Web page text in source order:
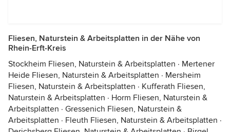
Fliesen, Naturstein & Arbeitsplatten in der Nähe von
Rhein-Erft-Kreis
Stockheim Fliesen, Naturstein & Arbeitsplatten · Mertener
Heide Fliesen, Naturstein & Arbeitsplatten · Mersheim
Fliesen, Naturstein & Arbeitsplatten · Kufferath Fliesen,
Naturstein & Arbeitsplatten · Horm Fliesen, Naturstein &
Arbeitsplatten · Gressenich Fliesen, Naturstein &
Arbeitsplatten · Fleuth Fliesen, Naturstein & Arbeitsplatten ·